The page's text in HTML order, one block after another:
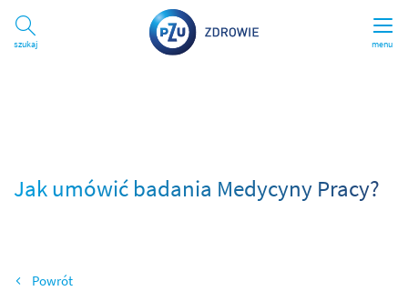
menu
Szukaj
Jak umówić badania Medycyny Pracy?
Wszystkie tematy pomocy